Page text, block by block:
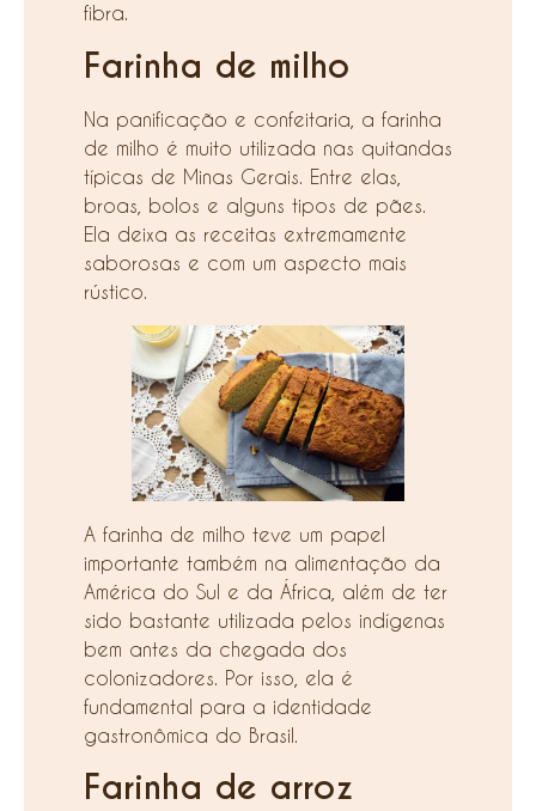
fibra.
Farinha de milho
Na panificação e confeitaria, a farinha
de milho é muito utilizada nas quitandas
típicas de Minas Gerais. Entre elas,
broas, bolos e alguns tipos de pães.
Ela deixa as receitas extremamente
saborosas e com um aspecto mais
rústico.
A farinha de milho teve um papel
importante também na alimentação da
América do Sul e da África, além de ter
sido bastante utilizada pelos indígenas
bem antes da chegada dos
colonizadores. Por isso, ela é
fundamental para a identidade
gastronômica do Brasil.
Farinha de arroz